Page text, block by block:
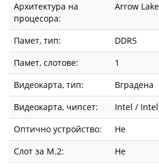
Архитектура на
процесора:
Arrow Lake
Памет, тип:
DDR5
Памет, слотове:
1
Видеокарта, тип:
Вградена
Видеокарта, чипсет:
Intel /
Оптично устройство:
Не
Слот за М.2:
Не